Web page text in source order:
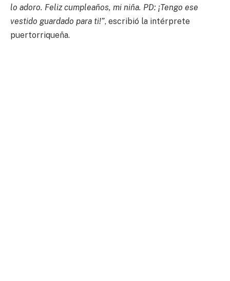
lo adoro. Feliz cumpleaños, mi niña. PD: ¡Tengo ese
vestido guardado para ti!”, escribió la intérprete
puertorriqueña.